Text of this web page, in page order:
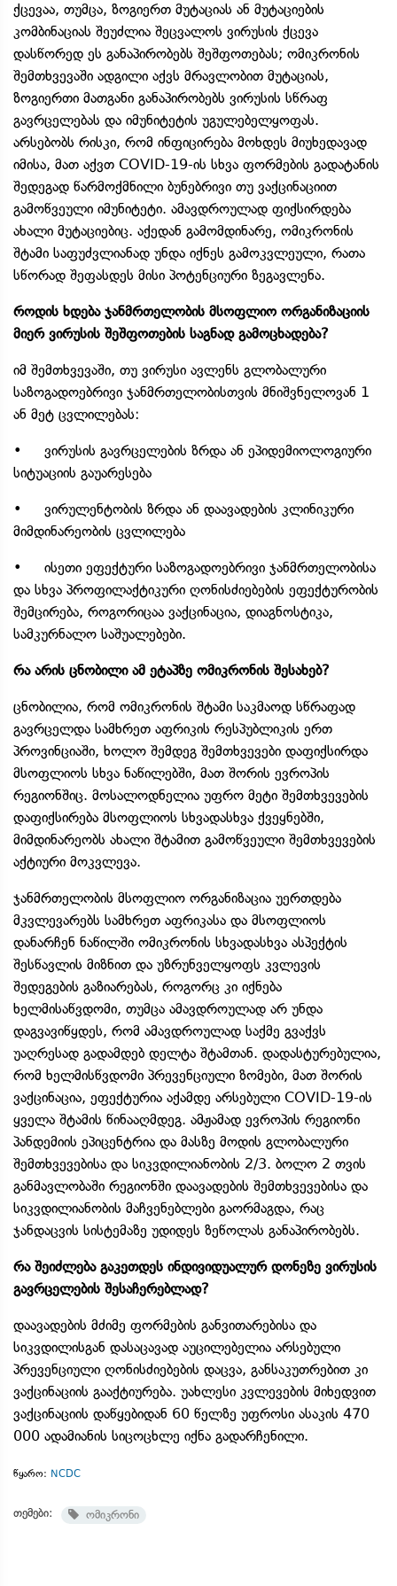
ქცევაა, თუმცა, ზოგიერთ მუტაციას ან მუტაციების
კომბინაციას შეუძლია შეცვალოს ვირუსის ქცევა
დასწორედ ეს განაპირობებს შეშფოთებას; ომიკრონის
შემთხვევაში ადგილი აქვს მრავლობით მუტაციას,
ზოგიერთი მათგანი განაპირობებს ვირუსის სწრაფ
გავრცელებას და იმუნიტეტის უგულებელყოფას.
არსებობს რისკი, რომ ინფიცირება მოხდეს მიუხედავად
იმისა, მათ აქვთ COVID-19-ის სხვა ფორმების გადატანის
შედეგად წარმოქმნილი ბუნებრივი თუ ვაქცინაციით
გამოწვეული იმუნიტეტი. ამავდროულად ფიქსირდება
ახალი მუტაციებიც. აქედან გამომდინარე, ომიკრონის
შტამი საფუძვლიანად უნდა იქნეს გამოკვლეული, რათა
სწორად შეფასდეს მისი პოტენციური ზეგავლენა.
როდის ხდება ჯანმრთელობის მსოფლიო ორგანიზაციის
მიერ ვირუსის შეშფოთების საგნად გამოცხადება?
იმ შემთხვევაში, თუ ვირუსი ავლენს გლობალური
საზოგადოებრივი ჯანმრთელობისთვის მნიშვნელოვან 1
ან მეტ ცვლილებას:
• ვირუსის გავრცელების ზრდა ან ეპიდემიოლოგიური
სიტუაციის გაუარესება
• ვირულენტობის ზრდა ან დაავადების კლინიკური
მიმდინარეობის ცვლილება
• ისეთი ეფექტური საზოგადოებრივი ჯანმრთელობისა
და სხვა პროფილაქტიკური ღონისძიებების ეფექტურობის
შემცირება, როგორიცაა ვაქცინაცია, დიაგნოსტიკა,
სამკურნალო საშუალებები.
რა არის ცნობილი ამ ეტაპზე ომიკრონის შესახებ?
ცნობილია, რომ ომიკრონის შტამი საკმაოდ სწრაფად
გავრცელდა სამხრეთ აფრიკის რესპუბლიკის ერთ
პროვინციაში, ხოლო შემდეგ შემთხვევები დაფიქსირდა
მსოფლიოს სხვა ნაწილებში, მათ შორის ევროპის
რეგიონშიც. მოსალოდნელია უფრო მეტი შემთხვევების
დაფიქსირება მსოფლიოს სხვადასხვა ქვეყნებში,
მიმდინარეობს ახალი შტამით გამოწვეული შემთხვევების
აქტიური მოკვლევა.
ჯანმრთელობის მსოფლიო ორგანიზაცია უერთდება
მკვლევარებს სამხრეთ აფრიკასა და მსოფლიოს
დანარჩენ ნაწილში ომიკრონის სხვადასხვა ასპექტის
შესწავლის მიზნით და უზრუნველყოფს კვლევის
შედეგების გაზიარებას, როგორც კი იქნება
ხელმისაწვდომი, თუმცა ამავდროულად არ უნდა
დაგვავიწყდეს, რომ ამავდროულად საქმე გვაქვს
უაღრესად გადამდებ დელტა შტამთან. დადასტურებულია,
რომ ხელმისწვდომი პრევენციული ზომები, მათ შორის
ვაქცინაცია, ეფექტურია აქამდე არსებული COVID-19-ის
ყველა შტამის წინააღმდეგ. ამჟამად ევროპის რეგიონი
პანდემიის ეპიცენტრია და მასზე მოდის გლობალური
შემთხვევებისა და სიკვდილიანობის 2/3. ბოლო 2 თვის
განმავლობაში რეგიონში დაავადების შემთხვევებისა და
სიკვდილიანობის მაჩვენებლები გაორმაგდა, რაც
ჯანდაცვის სისტემაზე უდიდეს ზეწოლას განაპირობებს.
რა შეიძლება გაკეთდეს ინდივიდუალურ დონეზე ვირუსის
გავრცელების შესაჩერებლად?
დაავადების მძიმე ფორმების განვითარებისა და
სიკვდილისგან დასაცავად აუცილებელია არსებული
პრევენციული ღონისძიებების დაცვა, განსაკუთრებით კი
ვაქცინაციის გააქტიურება. უახლესი კვლევების მიხედვით
ვაქცინაციის დაწყებიდან 60 წელზე უფროსი ასაკის 470
000 ადამიანის სიცოცხლე იქნა გადარჩენილი.
წყარო: NCDC
თემები: ომიკრონი